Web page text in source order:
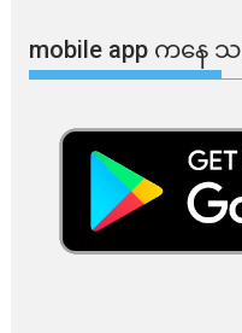
mobile app ​​ကနေ